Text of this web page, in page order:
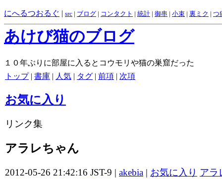
にへるつおるぐ | src | ブログ | コンタクト | 統計 | 御串 | 小束 | 裏ミク | つ
あけび猫のブログ
１０年ぶりに部屋に入るとコウモリや猫の巣窟だった
トップ| 書庫 | 人気 | タグ | 前項 | 次項
お気に入り
リンク集
アラレちゃん
2012-05-26 21:42:16 JST-9 | akebia | お気に入り アラ